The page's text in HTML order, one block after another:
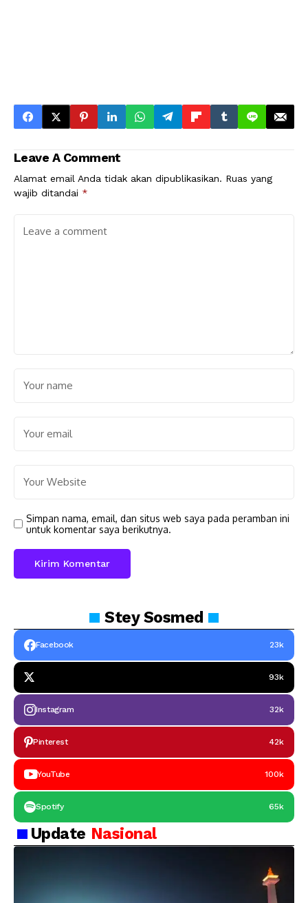
Leave A Comment
Alamat email Anda tidak akan dipublikasikan. Ruas yang
wajib ditandai *
Simpan nama, email, dan situs web saya pada peramban ini
untuk komentar saya berikutnya.
SteySosmed
Facebook 23k
93k
Instagram 32k
Pinterest 42k
YouTube 100k
Spotify 65k
Update Nasional